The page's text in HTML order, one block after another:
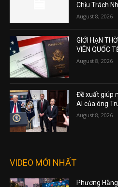
Chịu Trách
August 8, 2026
GIỚI HẠN
VIÊN QUỐC
August 8, 2026
Đề xuất giúp
AI của ông
August 8, 2026
VIDEO MỚI NHẤT
Phương